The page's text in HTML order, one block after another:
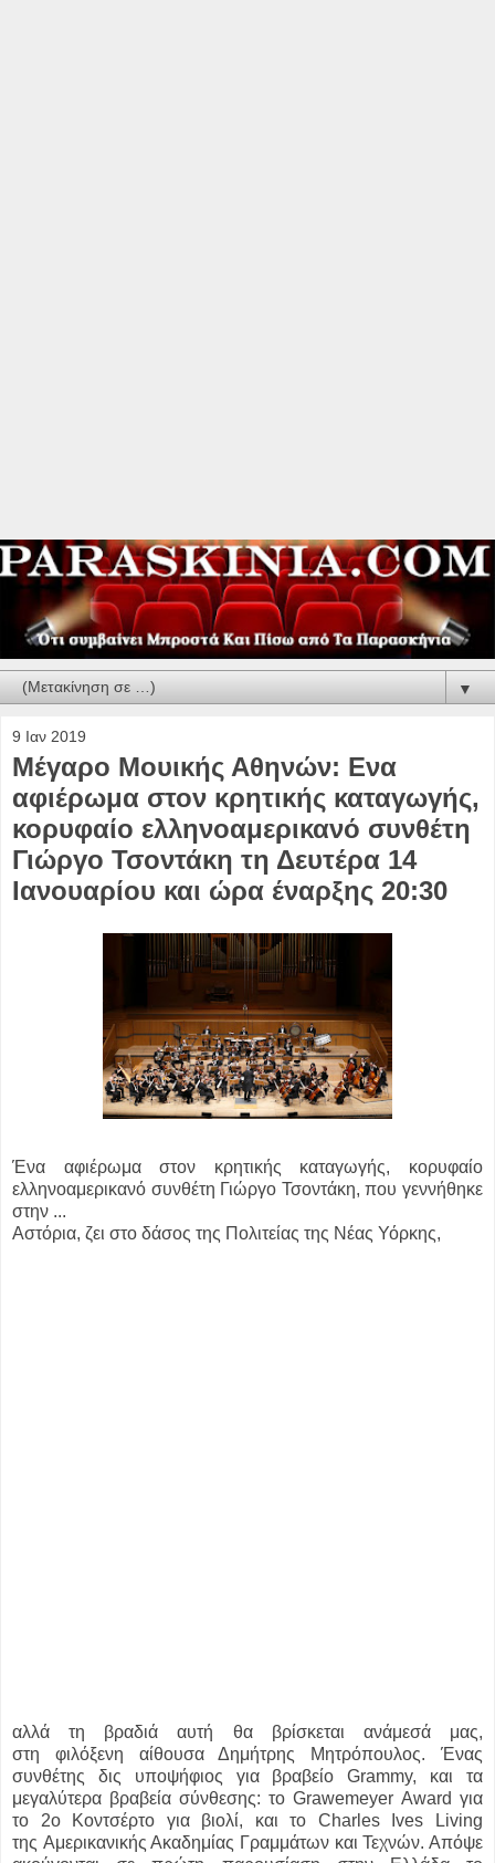
▼
9 Ιαν 2019
Μέγαρο Μουικής Αθηνών: Ενα
αφιέρωμα στον κρητικής καταγωγής,
κορυφαίο ελληνοαμερικανό συνθέτη
Γιώργο Τσοντάκη τη Δευτέρα 14
Ιανουαρίου και ώρα έναρξης 20:30
Ένα αφιέρωμα στον κρητικής καταγωγής, κορυφαίο
ελληνοαμερικανό συνθέτη Γιώργο Τσοντάκη, που γεννήθηκε
στην ...
Αστόρια, ζει στo δάσος της Πολιτείας της Νέας Υόρκης,
αλλά τη βραδιά αυτή θα βρίσκεται ανάμεσά μας,
στη φιλόξενη αίθουσα Δημήτρης Μητρόπουλος. Ένας
συνθέτης δις υποψήφιος για βραβείο Grammy, και τα
μεγαλύτερα βραβεία σύνθεσης: το Grawemeyer Αward για
το 2ο Κοντσέρτο για βιολί, και το Charles Ives Living
της Αμερικανικής Ακαδημίας Γραμμάτων και Τεχνών. Απόψε